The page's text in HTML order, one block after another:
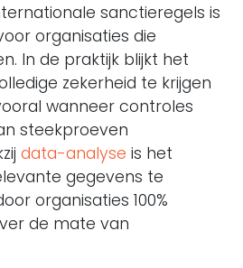
sanctieregels is
organisaties die
In de praktijk blijkt het
zekerheid te krijgen
wanneer controles
steekproeven
data-analyse is het
gegevens te
organisaties 100%
de mate van